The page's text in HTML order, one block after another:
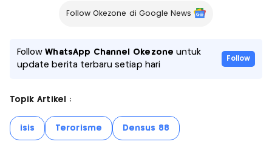
Follow Okezone di Google News
FollowWhatsApp Channel Okezone untuk
update berita terbaru setiap hari
Follow
Topik Artikel :
isis Terorisme Densus 88